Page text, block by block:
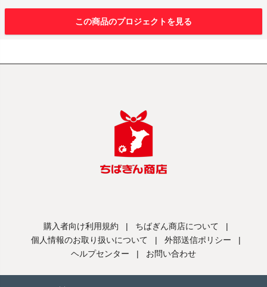
この商品のプロジェクトを見る
購入者向け利用規約 | ちばぎん商店について
|
個人情報のお取り扱いについて
| 外部送信ポリシー
|
ヘルプセンター
| お問い合わせ